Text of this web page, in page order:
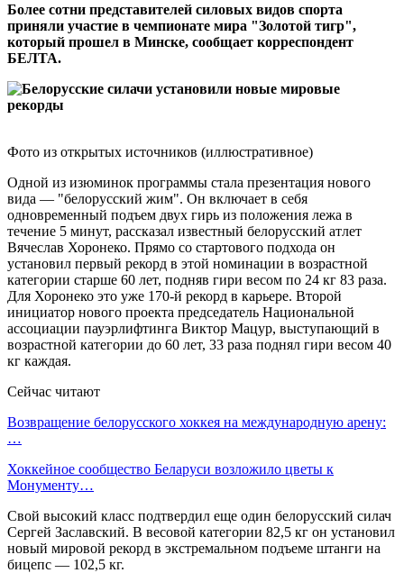
Более сотни представителей силовых видов спорта
приняли участие в чемпионате мира "Золотой тигр",
который прошел в Минске, сообщает корреспондент
БЕЛТА.
Фото из открытых источников (иллюстративное)
Одной из изюминок программы стала презентация нового
вида — "белорусский жим". Он включает в себя
одновременный подъем двух гирь из положения лежа в
течение 5 минут, рассказал известный белорусский атлет
Вячеслав Хоронеко. Прямо со стартового подхода он
установил первый рекорд в этой номинации в возрастной
категории старше 60 лет, подняв гири весом по 24 кг 83 раза.
Для Хоронеко это уже 170-й рекорд в карьере. Второй
инициатор нового проекта председатель Национальной
ассоциации пауэрлифтинга Виктор Мацур, выступающий в
возрастной категории до 60 лет, 33 раза поднял гири весом 40
кг каждая.
Сейчас читают
Возвращение белорусского хоккея на международную арену:
…
Хоккейное сообщество Беларуси возложило цветы к
Монументу…
Свой высокий класс подтвердил еще один белорусский силач
Сергей Заславский. В весовой категории 82,5 кг он установил
новый мировой рекорд в экстремальном подъеме штанги на
бицепс — 102,5 кг.